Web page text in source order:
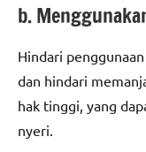
b.
Hindari
dan hindari
hak tinggi, yang
nyeri.